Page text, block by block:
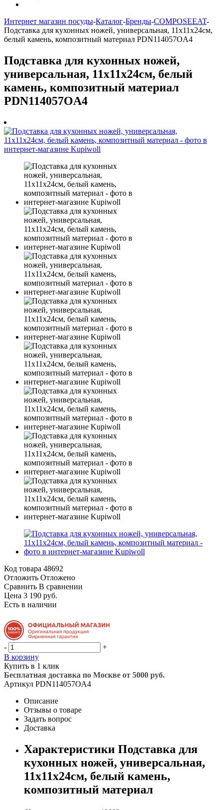
Интернет магазин посуды-Каталог-Бренды-COMPOSEEAT-
Подставка для кухонных ножей, универсальная, 11х11х24см,
белый камень, композитный материал PDN114057OA4
Подставка для кухонных ножей,
универсальная, 11х11х24см, белый
камень, композитный материал
PDN114057OA4
Код товара 48692
Отложить Отложено
Сравнить В сравнении
Цена 3 190 руб.
Есть в наличии
-
+
В корзину
Купить в 1 клик
Бесплатная доставка по Москве от 5000 руб.
Артикул PDN114057OA4
Описание
Отзывы о товаре
Задать вопрос
Доставка
Характеристики Подставка для
кухонных ножей, универсальная,
11х11х24см, белый камень,
композитный материал